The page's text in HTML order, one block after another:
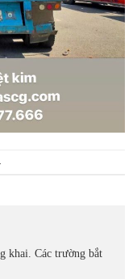
khai. Các trường bắt